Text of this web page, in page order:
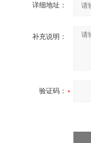
详细地址：
补充说明：
验证码：